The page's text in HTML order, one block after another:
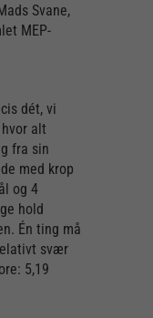
Svane,
MEP-
dét, vi
alt
fra sin
med krop
og 4
hold
Én ting må
svær
5,19